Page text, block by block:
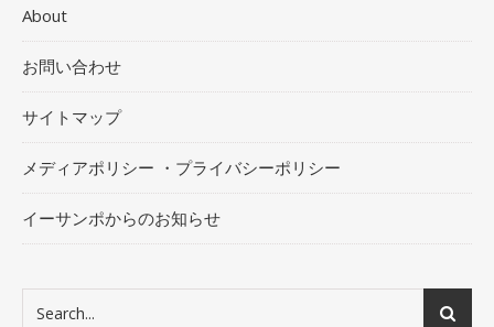
About
お問い合わせ
サイトマップ
メディアポリシー ・プライバシーポリシー
イーサンポからのお知らせ